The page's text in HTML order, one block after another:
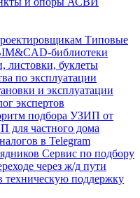
Типовые
библиотеки
листовки, буклеты
по эксплуатации
и эксплуатации
экспертов
подбора УЗИП от
для частного дома
в Telegram
Сервис по подбору
через ж/д пути
техническую поддержку